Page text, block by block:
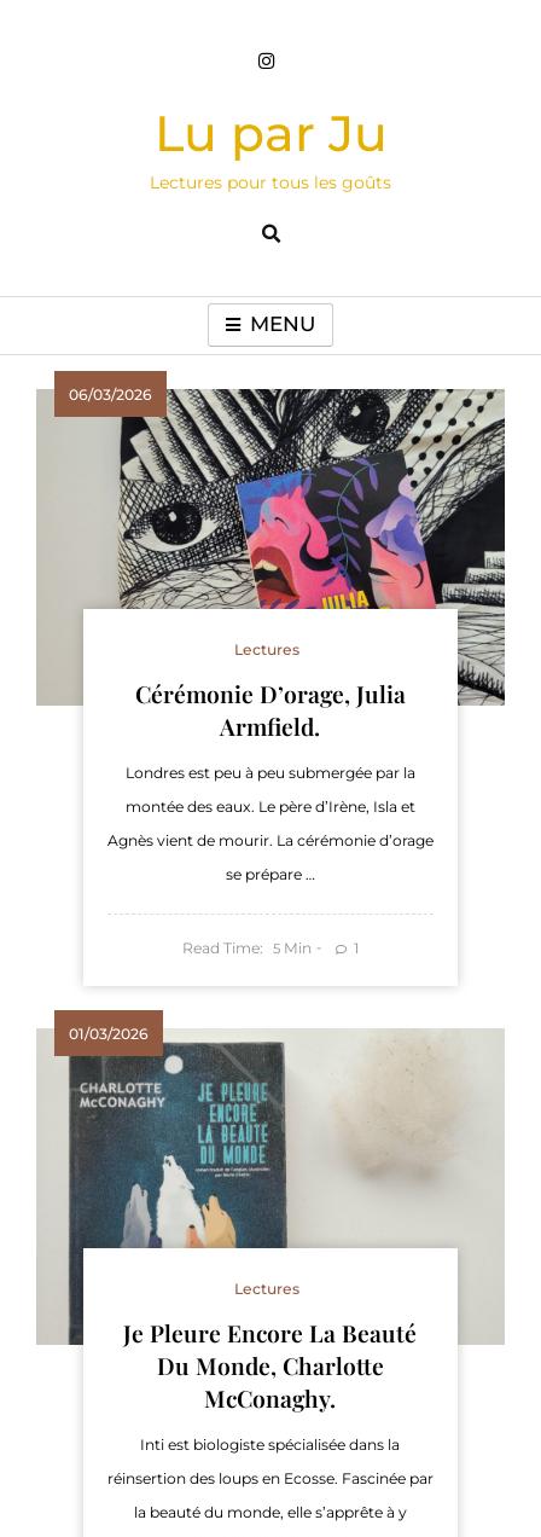
Lu par Ju
Lectures pour tous les goûts
MENU
06/03/2026
Lectures
Cérémonie D’orage, Julia
Armfield.
Londres est peu à peu submergée par la
montée des eaux. Le père d’Irène, Isla et
Agnès vient de mourir. La cérémonie d’orage
se prépare …
Read Time: 5 Min 1
01/03/2026
Lectures
Je Pleure Encore La Beauté
Du Monde, Charlotte
McConaghy.
Inti est biologiste spécialisée dans la
réinsertion des loups en Ecosse. Fascinée par
la beauté du monde, elle s’apprête à y